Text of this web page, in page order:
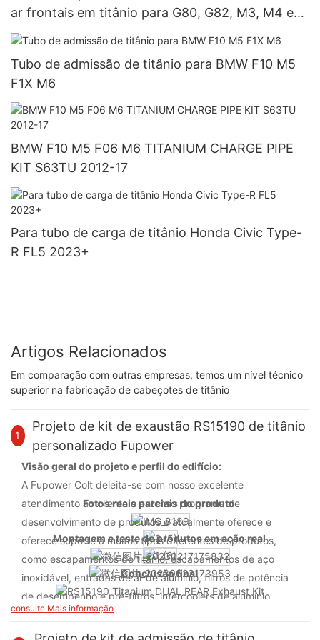
ar frontais em titânio para G80, G82, M3, M4 e
S58
Tubo de admissão de titânio para BMW F10 M5
F1X M6
BMW F10 M5 F06 M6 TITANIUM CHARGE PIPE
KIT S63TU 2012-17
Para tubo de carga de titânio Honda Civic Type-
R FL5 2023+
Artigos Relacionados
Em comparação com outras empresas, temos um nível técnico
superior na fabricação de cabeçotes de titânio
1
Projeto de kit de exaustão RS15190 de titânio
personalizado Fupower
Visão geral do projeto e perfil do edifício:
A Fupower Colt deleita-se com nosso excelente
atendimento ao cliente e extenso programa de
desenvolvimento de produtos e atualmente oferece e
oferece suporte a muitos tipos diferentes de produtos,
como escapamentos de titânio, escapamentos de aço
inoxidável, entradas de ar de alumínio, filtros de potência
de desempenho e pré-filtros, intercoolers de alumínio,
radiadores de alumínio, captura de alumínio latas, caixa
d'água, peças diferentes, todos com serviço
Fotos reais parciais do produto
Montagem e teste de produtos em ação real
Conclusão final
consulte Mais informação